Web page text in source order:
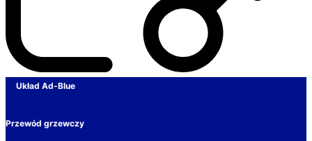
Układ Ad-Blue
Przewód grzewczy